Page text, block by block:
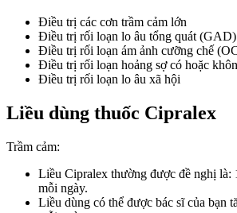
Điều trị các cơn trầm cảm lớn
Điều trị rối loạn lo âu tổng quát (GAD)
Điều trị rối loạn ám ảnh cưỡng chế
Điều trị rối loạn hoảng sợ có hoặc
Điều trị rối loạn lo âu xã hội
Liều dùng thuốc Cipralex
Trầm cảm:
Liều Cipralex thường được đề nghị là:
mỗi ngày.
Liều dùng có thể được bác sĩ của bạn